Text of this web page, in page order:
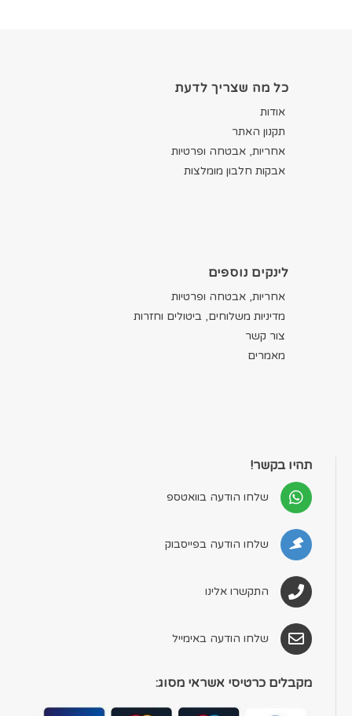
כל מה שצריך לדעת
אודות
תקנון האתר
אחריות, אבטחה ופרטיות
אבקות חלבון מומלצות
לינקים נוספים
אחריות, אבטחה ופרטיות
מדיניות משלוחים, ביטולים וחזרות
צור קשר
מאמרים
תהיו בקשר!
שלחו הודעה בוואטספ
שלחו הודעה בפייסבוק
התקשרו אלינו
שלחו הודעה באימייל
מקבלים כרטיסי אשראי מסוג: